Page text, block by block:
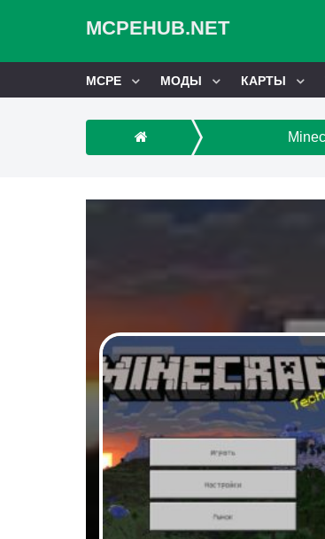
MCPEHUB.NET
MCPE МОДЫ КАРТЫ